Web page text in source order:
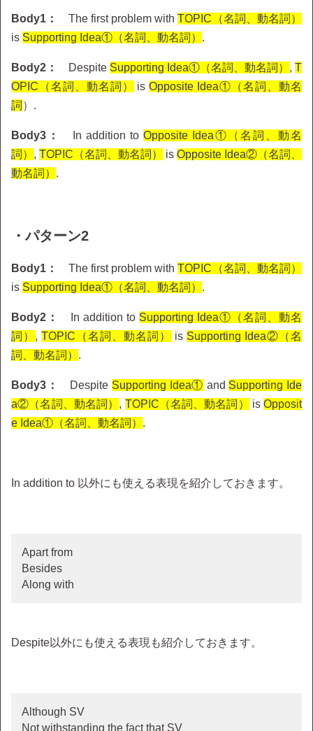
Body1： The first problem withTOPIC（名詞、動名詞）
is Supporting Idea①（名詞、動名詞） .
Body2： Despite Supporting Idea①（名詞、動名詞） , T
OPIC（名詞、動名詞）
isOpposite Idea①（名詞、動名
詞 ）.
Body3： In addition to Opposite Idea①（名詞、動名
詞） , TOPIC（名詞、動名詞） is Opposite Idea②（名詞、
動名詞） .
・パターン2
Body1： The first problem withTOPIC（名詞、動名詞）
is Supporting Idea①（名詞、動名詞） .
Body2： In addition to Supporting Idea①（名詞、動名
詞） , TOPIC（名詞、動名詞） is Supporting Idea②（名
詞、動名詞） .
Body3： Despite Supporting Idea① and Supporting Ide
a②（名詞、動名詞） , TOPIC（名詞、動名詞） isOpposit
e Idea①（名詞、動名詞） .
In addition to 以外にも使える表現を紹介しておきます。
Apart from
Besides
Along with
Despite以外にも使える表現も紹介しておきます。
Although SV
Not withstanding the fact that SV